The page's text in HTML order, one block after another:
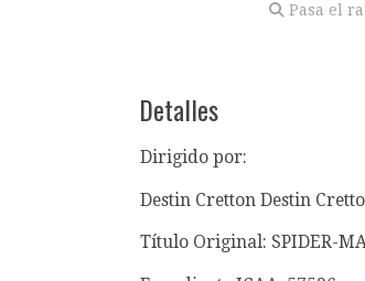
Pasa el
Detalles
Dirigido por:
Destin Cretton Destin
Título Original: SPIDER-